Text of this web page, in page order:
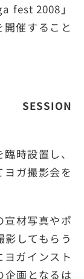
fest 2008」
催すること
時設置し、
ガ撮影会を
宣材写真やポ
してもらう
ガインスト
企画となるは